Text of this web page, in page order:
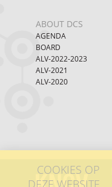
ABOUT DCS
AGENDA
BOARD
ALV-2022-2023
ALV-2021
ALV-2020
COOKIES OP
DEZE WEBSITE